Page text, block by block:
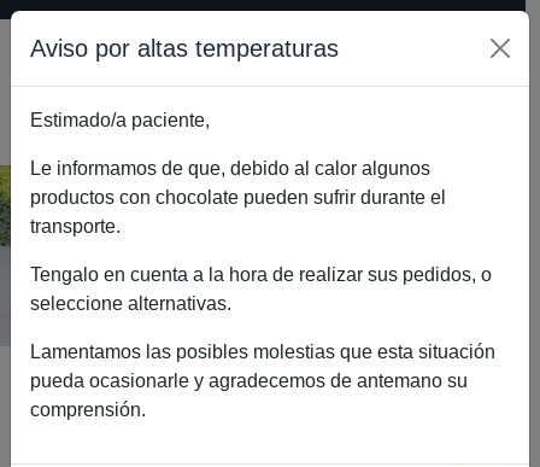
Dermotial Essential (60 cápsulas)
Inicio Catálogo Dermotial Essential (60 cápsulas)
Aviso por altas temperaturas
Estimado/a paciente,
Le informamos de que, debido al calor algunos
productos con chocolate pueden sufrir durante el
transporte.
Tengalo en cuenta a la hora de realizar sus pedidos, o
seleccione alternativas.
Lamentamos las posibles molestias que esta situación
pueda ocasionarle y agradecemos de antemano su
comprensión.